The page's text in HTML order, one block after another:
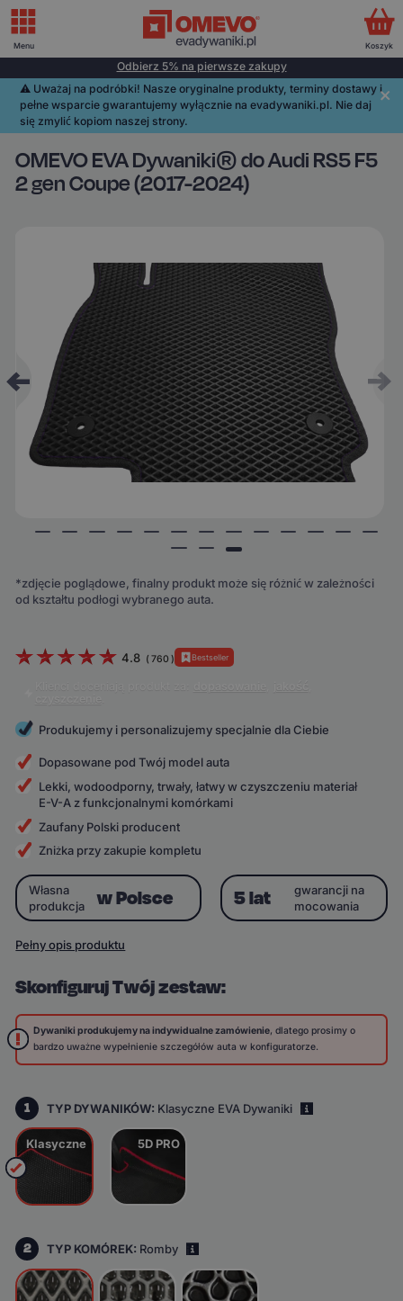
Odbierz 5% na pierwsze zakupy
⚠️️ Uważaj na podróbki! Nasze oryginalne produkty, terminy dostawy i
pełne wsparcie gwarantujemy wyłącznie na evadywaniki.pl. Nie daj
się zmylić kopiom naszej strony.
OMEVO EVA Dywaniki® do Audi RS5 F5
2 gen Coupe (2017-2024)
*zdjęcie poglądowe, finalny produkt może się różnić w zależności
od kształtu podłogi wybranego auta.
4.8 ( 760 ) Bestseller
Klienci doceniają produkt za: dopasowanie
czyszczenie
Produkujemy i personalizujemy specjalnie dla Ciebie
Dopasowane pod Twój model auta
Lekki, wodoodporny, trwały, łatwy w czyszczeniu materiał
E-V-A z funkcjonalnymi komórkami
Zaufany Polski producent
Zniżka przy zakupie kompletu
Skonfiguruj Twój zestaw:
Dywaniki produkujemy na indywidualne zamówienie, dlatego prosimy o
bardzo uważne wypełnienie szczegółów auta w konfiguratorze.
1 TYP DYWANIKÓW: Klasyczne EVA Dywaniki
Klasyczne 5D PRO
2 TYP KOMÓREK: Romby
Własna
produkcja
w Polsce 5 lat
gwarancji na
mocowania
Pełny opis produktu
Menu Koszyk